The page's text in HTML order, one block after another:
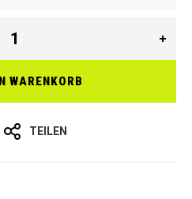
WARENKORB
TEILEN